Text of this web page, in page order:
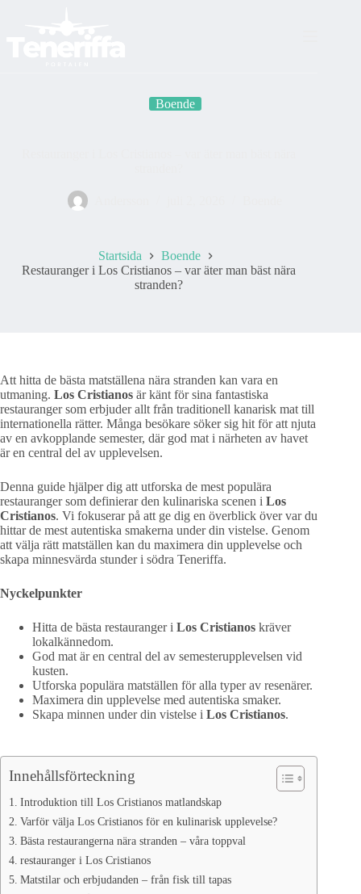
Boende
Startsida
Boende
Restauranger i Los Cristianos – var äter man bäst nära
stranden?
Att hitta de bästa matställena nära stranden kan vara en
utmaning. Los Cristianos är känt för sina fantastiska
restauranger som erbjuder allt från traditionell kanarisk mat till
internationella rätter. Många besökare söker sig hit för att njuta
av en avkopplande semester, där god mat i närheten av havet
är en central del av upplevelsen.
Denna guide hjälper dig att utforska de mest populära
restauranger som definierar den kulinariska scenen i Los
Cristianos. Vi fokuserar på att ge dig en överblick över var du
hittar de mest autentiska smakerna under din vistelse. Genom
att välja rätt matställen kan du maximera din upplevelse och
skapa minnesvärda stunder i södra Teneriffa.
Nyckelpunkter
Hitta de bästa restauranger i Los Cristianos kräver
lokalkännedom.
God mat är en central del av semesterupplevelsen vid
kusten.
Utforska populära matställen för alla typer av resenärer.
Maximera din upplevelse med autentiska smaker.
Skapa minnen under din vistelse i Los Cristianos.
Innehållsförteckning
Introduktion till Los Cristianos matlandskap
Varför välja Los Cristianos för en kulinarisk upplevelse?
Bästa restaurangerna nära stranden – våra toppval
restauranger i Los Cristianos
Matstilar och erbjudanden – från fisk till tapas